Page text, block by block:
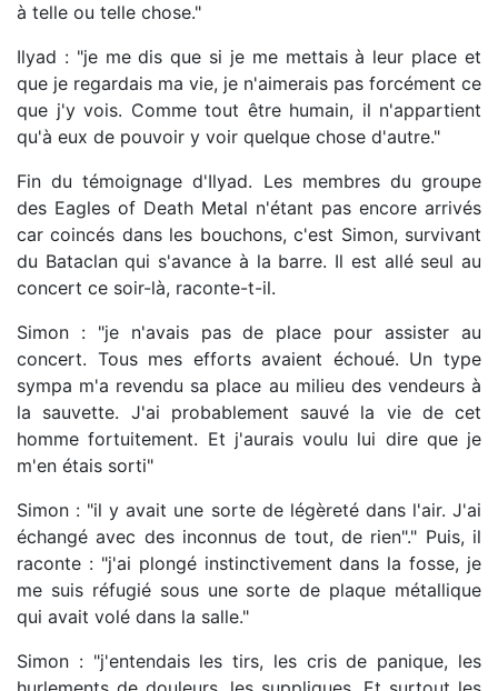
à telle ou telle chose."
Ilyad : "je me dis que si je me mettais à leur place et
que je regardais ma vie, je n'aimerais pas forcément ce
que j'y vois. Comme tout être humain, il n'appartient
qu'à eux de pouvoir y voir quelque chose d'autre."
Fin du témoignage d'Ilyad. Les membres du groupe
des Eagles of Death Metal n'étant pas encore arrivés
car coincés dans les bouchons, c'est Simon, survivant
du Bataclan qui s'avance à la barre. Il est allé seul au
concert ce soir-là, raconte-t-il.
Simon : "je n'avais pas de place pour assister au
concert. Tous mes efforts avaient échoué. Un type
sympa m'a revendu sa place au milieu des vendeurs à
la sauvette. J'ai probablement sauvé la vie de cet
homme fortuitement. Et j'aurais voulu lui dire que je
m'en étais sorti"
Simon : "il y avait une sorte de légèreté dans l'air. J'ai
échangé avec des inconnus de tout, de rien"." Puis, il
raconte : "j'ai plongé instinctivement dans la fosse, je
me suis réfugié sous une sorte de plaque métallique
qui avait volé dans la salle."
Simon : "j'entendais les tirs, les cris de panique, les